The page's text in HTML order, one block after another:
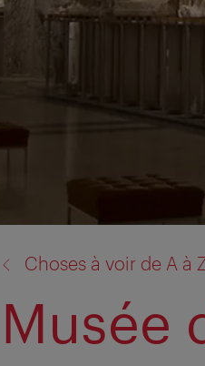
Choses à voir de A à
Musée